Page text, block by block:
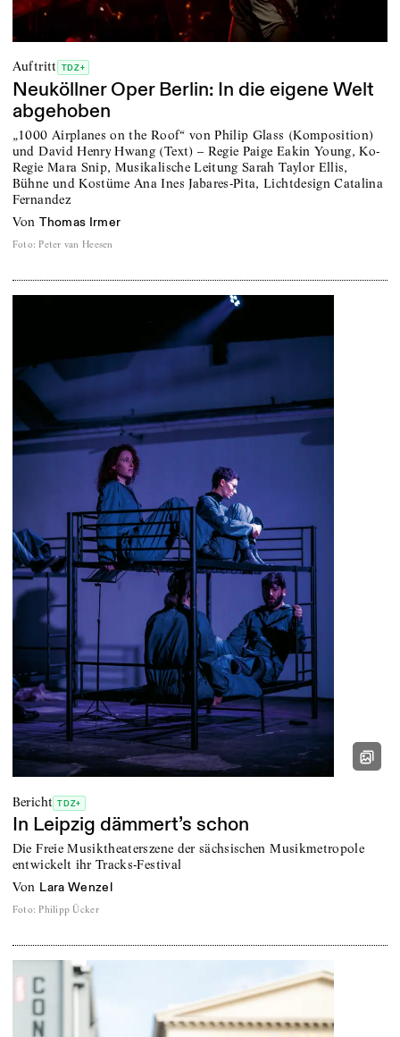
Auftritt TDZ+
Neuköllner Oper Berlin: In die eigene Welt
abgehoben
„1000 Airplanes on the Roof“ von Philip Glass (Komposition)
und David Henry Hwang (Text) – Regie Paige Eakin Young, Ko-
Regie Mara Snip, Musikalische Leitung Sarah Taylor Ellis,
Bühne und Kostüme Ana Ines Jabares-Pita, Lichtdesign Catalina
Fernandez
von Thomas Irmer
Foto: Peter van Heesen
Bericht TDZ+
In Leipzig dämmert’s schon
Die Freie Musiktheaterszene der sächsischen Musikmetropole
entwickelt ihr Tracks-Festival
von Lara Wenzel
Foto: Philipp Ücker